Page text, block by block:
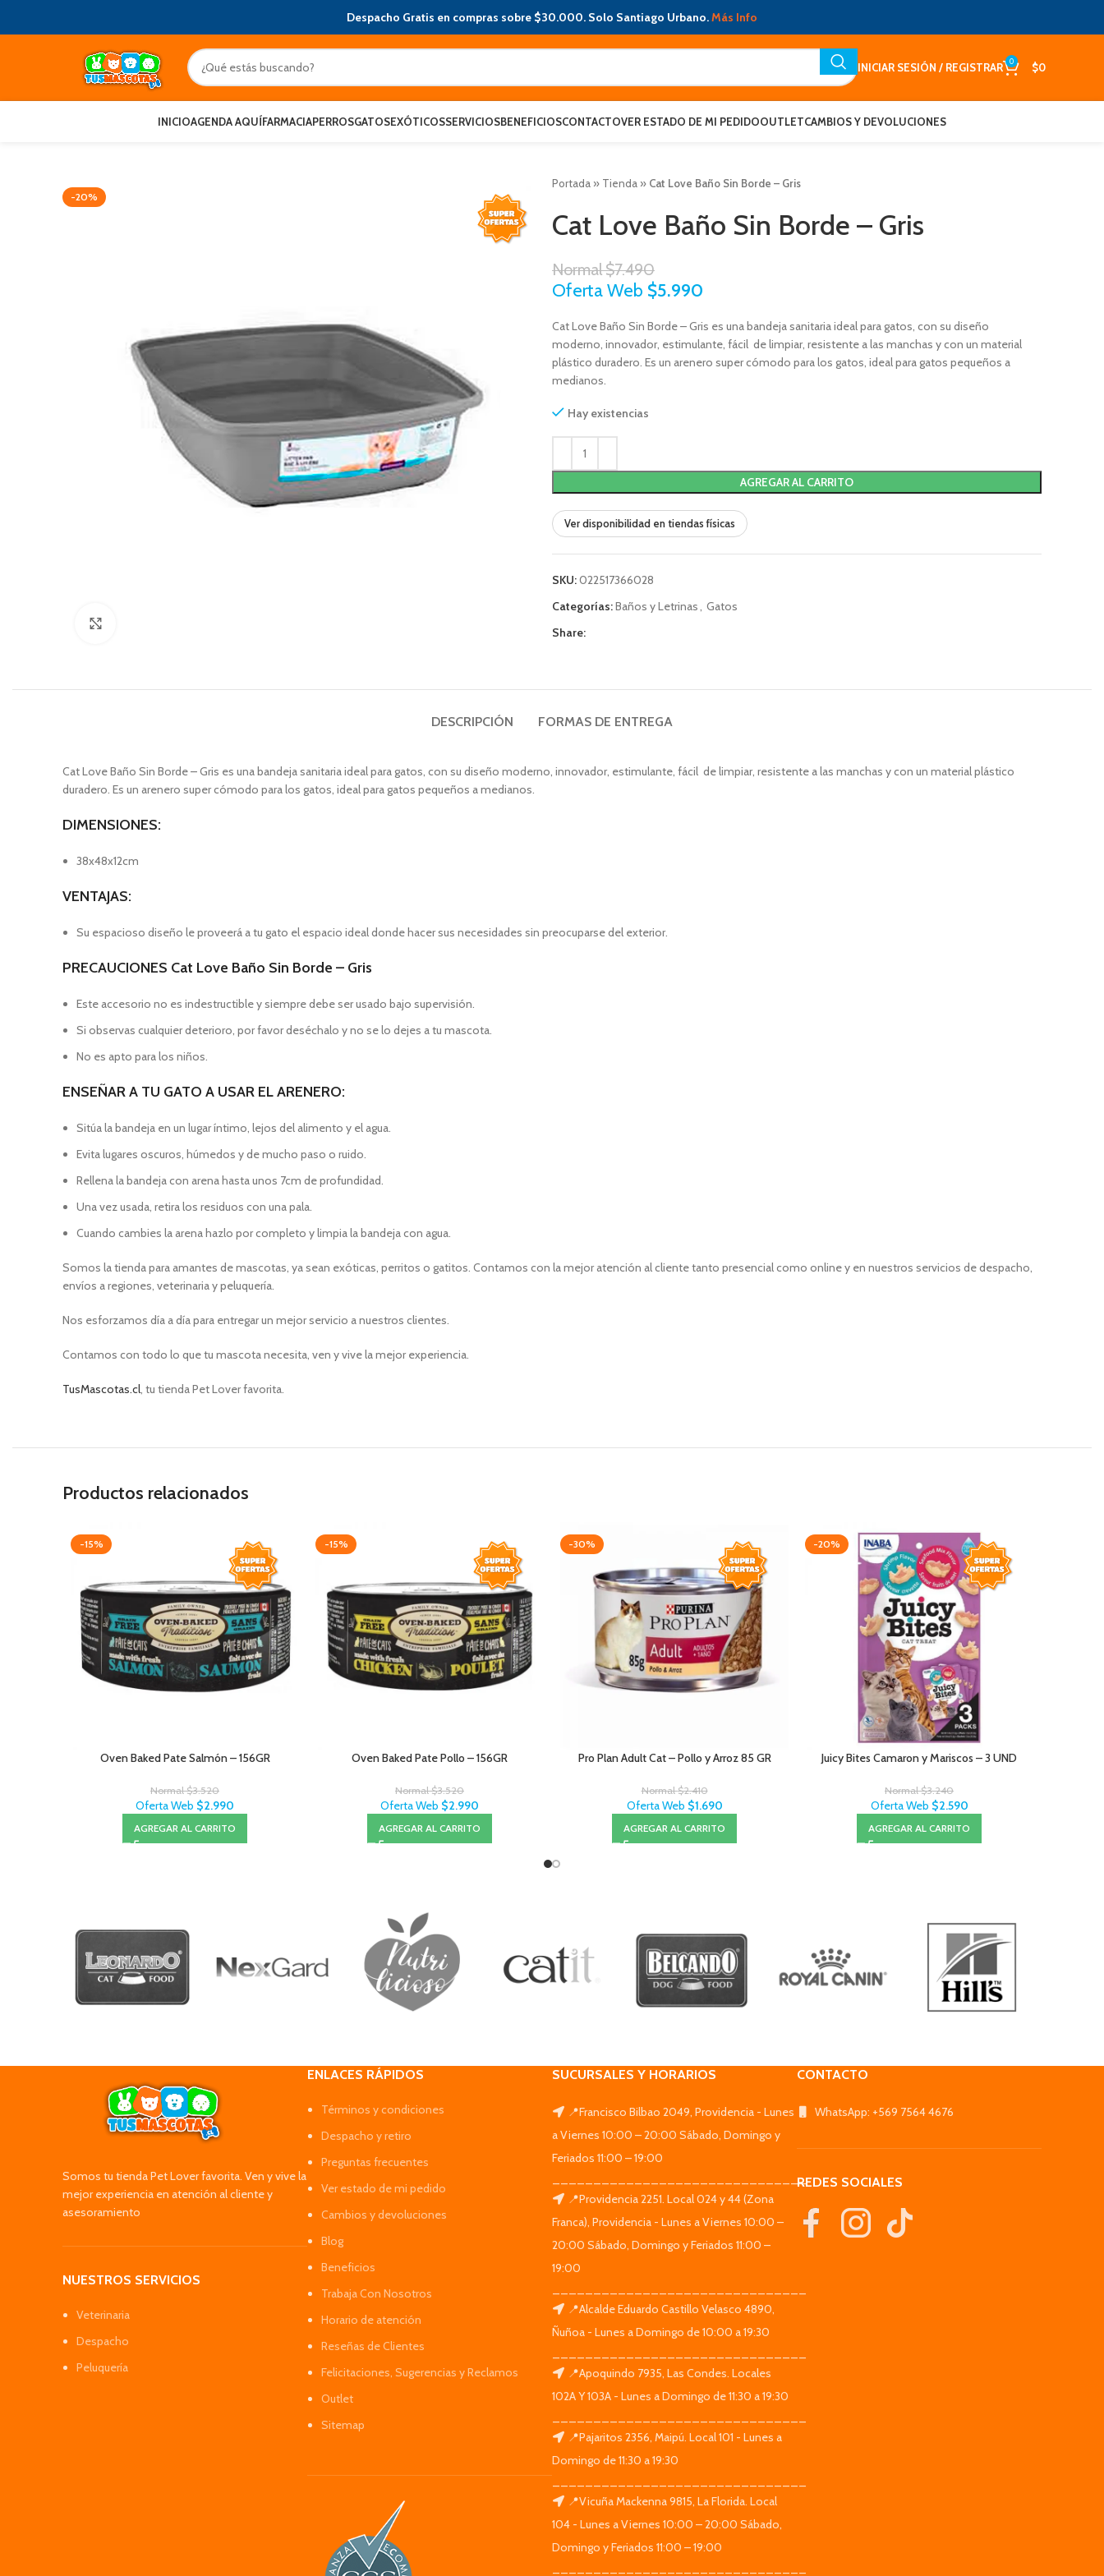
Despacho Gratis en compras sobre $30.000. Solo Santiago Urbano.Más Info
INICIAR SESIÓN / REGISTRAR 0 $0
INICIOAGENDA AQUÍFARMACIAPERROSGATOSEXÓTICOSSERVICIOSBENEFICIOSCONTACTOVER ESTADO DE MI PEDIDOOUTLETCAMBIOS Y DEVOLUCIONES
-20%
Portada » Tienda » Cat Love Baño Sin Borde – Gris
Cat Love Baño Sin Borde – Gris
Normal$7.490
Oferta Web $5.990
Cat Love Baño Sin Borde – Gris es una bandeja sanitaria ideal para gatos, con su diseño
moderno, innovador, estimulante, fácil de limpiar, resistente a las manchas y con un material
plástico duradero. Es un arenero super cómodo para los gatos, ideal para gatos pequeños a
medianos.
Hay existencias
AGREGAR AL CARRITO
Ver disponibilidad en tiendas físicas
SKU:022517366028
Categorías:Baños y Letrinas, Gatos
Share:
DESCRIPCIÓN FORMAS DE ENTREGA
Cat Love Baño Sin Borde – Gris es una bandeja sanitaria ideal para gatos, con su diseño moderno, innovador, estimulante, fácil de limpiar, resistente a las manchas y con un material plástico
duradero. Es un arenero super cómodo para los gatos, ideal para gatos pequeños a medianos.
DIMENSIONES:
38x48x12cm
VENTAJAS:
Su espacioso diseño le proveerá a tu gato el espacio ideal donde hacer sus necesidades sin preocuparse del exterior.
PRECAUCIONES Cat Love Baño Sin Borde – Gris
Este accesorio no es indestructible y siempre debe ser usado bajo supervisión.
Si observas cualquier deterioro, por favor deséchalo y no se lo dejes a tu mascota.
No es apto para los niños.
ENSEÑAR A TU GATO A USAR EL ARENERO:
Sitúa la bandeja en un lugar íntimo, lejos del alimento y el agua.
Evita lugares oscuros, húmedos y de mucho paso o ruido.
​Rellena la bandeja con arena hasta unos 7cm de profundidad.
Una vez usada, retira los residuos con una pala.
Cuando cambies la arena hazlo por completo y limpia la bandeja con agua.
Somos la tienda para amantes de mascotas, ya sean exóticas, perritos o gatitos. Contamos con la mejor atención al cliente tanto presencial como online y en nuestros servicios de despacho,
envíos a regiones, veterinaria y peluquería.
Nos esforzamos día a día para entregar un mejor servicio a nuestros clientes.
Contamos con todo lo que tu mascota necesita, ven y vive la mejor experiencia.
TusMascotas.cl, tu tienda Pet Lover favorita.
Productos relacionados
-15%
Oven Baked Pate Salmón – 156GR
Normal$3.520
Oferta Web $2.990
AGREGAR AL CARRITO
-15%
Oven Baked Pate Pollo – 156GR
Normal$3.520
Oferta Web $2.990
AGREGAR AL CARRITO
-30%
Pro Plan Adult Cat – Pollo y Arroz 85 GR
Normal$2.410
Oferta Web $1.690
AGREGAR AL CARRITO
-20%
Juicy Bites Camaron y Mariscos – 3 UND
Normal$3.240
Oferta Web $2.590
AGREGAR AL CARRITO
Somos tu tienda Pet Lover favorita. Ven y vive la
mejor experiencia en atención al cliente y
asesoramiento
NUESTROS SERVICIOS
Veterinaria
Despacho
Peluquería
ENLACES RÁPIDOS
Términos y condiciones
Despacho y retiro
Preguntas frecuentes
Ver estado de mi pedido
Cambios y devoluciones
Blog
Beneficios
Trabaja Con Nosotros
Horario de atención
Reseñas de Clientes
Felicitaciones, Sugerencias y Reclamos
Outlet
Sitemap
SUCURSALES Y HORARIOS
📍Francisco Bilbao 2049, Providencia - Lunes
a Viernes 10:00 – 20:00 Sábado, Domingo y
Feriados 11:00 – 19:00
_______________________________
📍Providencia 2251. Local 024 y 44 (Zona
Franca), Providencia - Lunes a Viernes 10:00 –
20:00 Sábado, Domingo y Feriados 11:00 –
19:00
📍Alcalde Eduardo Castillo Velasco 4890,
Ñuñoa - Lunes a Domingo de 10:00 a 19:30
📍Apoquindo 7935, Las Condes. Locales
102A Y 103A - Lunes a Domingo de 11:30 a 19:30
📍Pajaritos 2356, Maipú. Local 101 - Lunes a
Domingo de 11:30 a 19:30
📍Vicuña Mackenna 9815, La Florida. Local
104 - Lunes a Viernes 10:00 – 20:00 Sábado,
Domingo y Feriados 11:00 – 19:00
CONTACTO
WhatsApp: +569 7564 4676
REDES SOCIALES